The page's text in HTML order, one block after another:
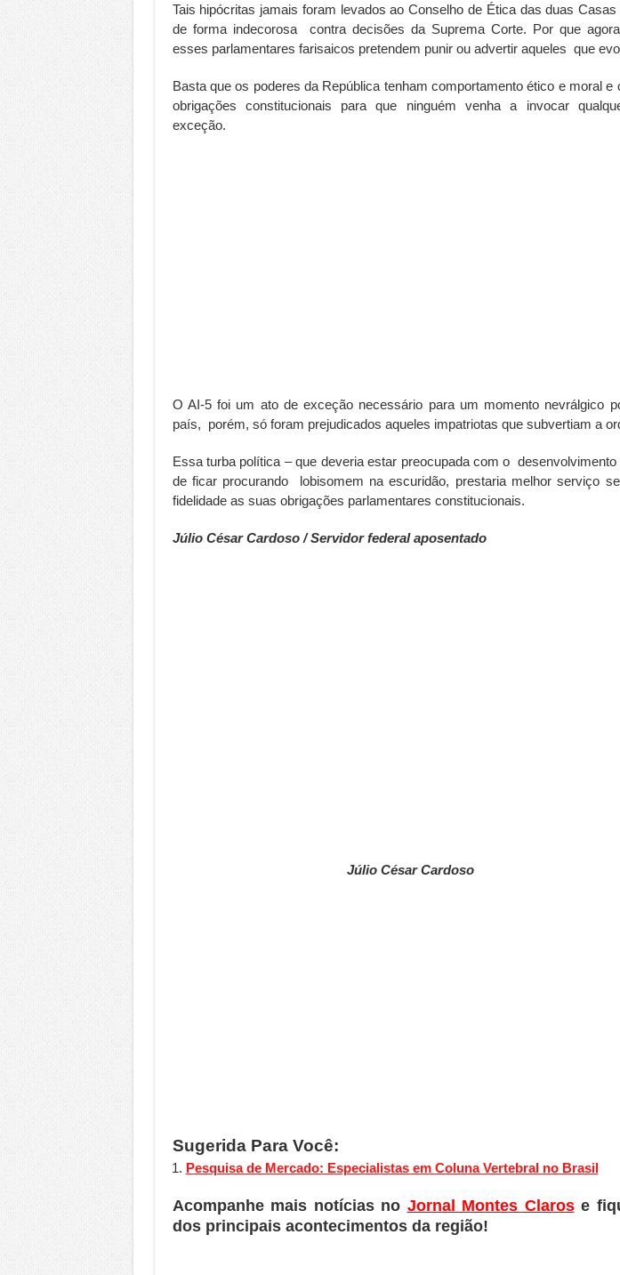
Tais hipócritas jamais foram levados ao Conselho de Ética das duas
de forma indecorosa contra decisões da Suprema Corte. Por que
esses parlamentares farisaicos pretendem punir ou advertir aqueles que
Basta que os poderes da República tenham comportamento ético e moral
obrigações constitucionais para que ninguém venha a invocar
exceção.
O AI-5 foi um ato de exceção necessário para um momento nevrálgico
país, porém, só foram prejudicados aqueles impatriotas que subvertiam a
Essa turba política – que deveria estar preocupada com o
de ficar procurando lobisomem na escuridão, prestaria melhor serviço
fidelidade as suas obrigações parlamentares constitucionais.
Júlio César Cardoso / Servidor federal aposentado
Júlio César Cardoso
Sugerida Para Você:
Pesquisa de Mercado: Especialistas em Coluna Vertebral no Brasil
Acompanhe mais notícias no Jornal Montes Clarose
dos principais acontecimentos da região!